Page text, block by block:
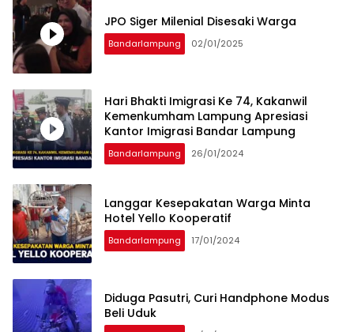
JPO Siger Milenial Disesaki Warga
Bandarlampung 02/01/2025
Hari Bhakti Imigrasi Ke 74, Kakanwil
Kemenkumham Lampung Apresiasi
Kantor Imigrasi Bandar Lampung
Bandarlampung 26/01/2024
Langgar Kesepakatan Warga Minta
Hotel Yello Kooperatif
Bandarlampung 17/01/2024
Diduga Pasutri, Curi Handphone Modus
Beli Uduk